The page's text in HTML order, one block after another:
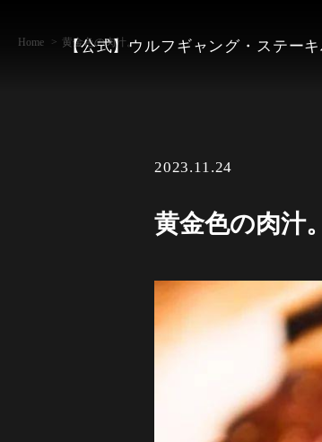
【公式】ウルフギャング・ステー
Home 黄金色の肉汁。
2023.11.24
黄金色の肉汁。